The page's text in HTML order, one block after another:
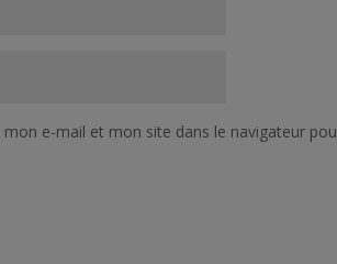
e-mail et mon site dans le navigateur